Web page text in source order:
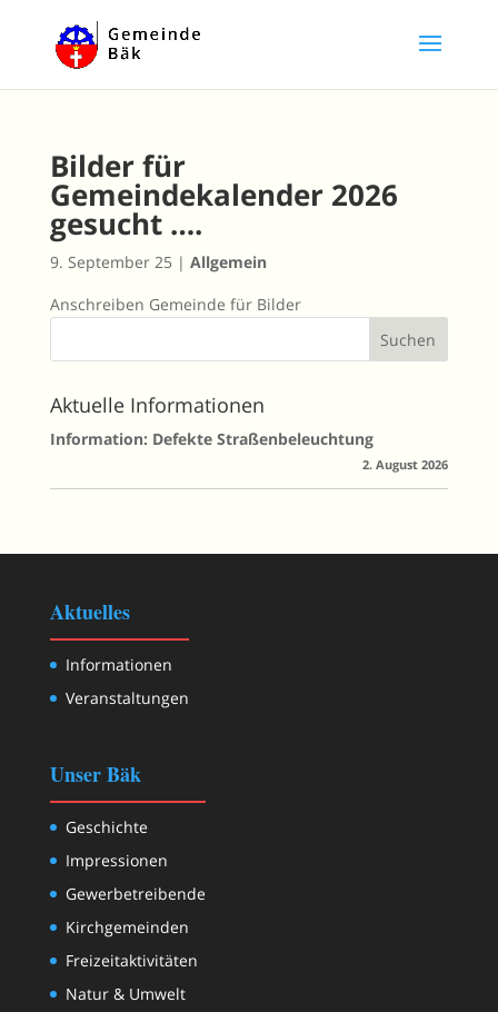
Bilder für
Gemeindekalender 2026
gesucht ….
9. September 25 | Allgemein
Anschreiben Gemeinde für Bilder
Aktuelle Informationen
Information: Defekte Straßenbeleuchtung
2. August 2026
Aktuelles
Informationen
Veranstaltungen
Unser Bäk
Geschichte
Impressionen
Gewerbetreibende
Kirchgemeinden
Freizeitaktivitäten
Natur & Umwelt